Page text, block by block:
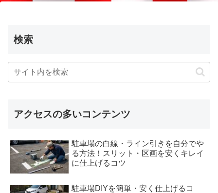
検索
アクセスの多いコンテンツ
駐車場の白線・ライン引きを自分でや
る方法！スリット・区画を安くキレイ
に仕上げるコツ
駐車場DIYを簡単・安く仕上げるコ